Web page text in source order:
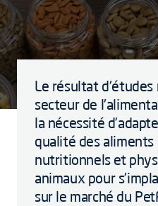
Le résultat d'études
secteur de
la nécessité
qualité des aliments
nutritionnels et
animaux pour
sur le marché du